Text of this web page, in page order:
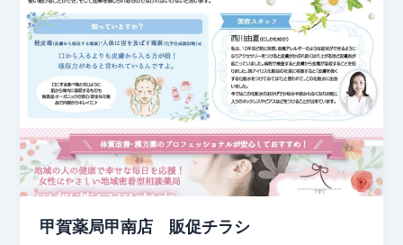
甲賀薬局甲南店 販促チラシ